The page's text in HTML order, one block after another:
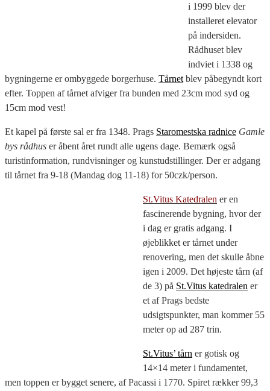
i 1999 blev der
installeret elevator
på indersiden.
Rådhuset blev
indviet i 1338 og
bygningerne er ombyggede borgerhuse. Tårnet blev påbegyndt kort
efter. Toppen af tårnet afviger fra bunden med 23cm mod syd og
15cm mod vest!
Et kapel på første sal er fra 1348. Prags Staromestska radnice Gamle
bys rådhus er åbent året rundt alle ugens dage. Bemærk også
turistinformation, rundvisninger og kunstudstillinger. Der er adgang
til tårnet fra 9-18 (Mandag dog 11-18) for 50czk/person.
St.Vitus Katedralen er en
fascinerende bygning, hvor der
i dag er gratis adgang. I
øjeblikket er tårnet under
renovering, men det skulle åbne
igen i 2009. Det højeste tårn (af
de 3) på St.Vitus katedralen er
et af Prags bedste
udsigtspunkter, man kommer 55
meter op ad 287 trin.
St.Vitus’ tårn er gotisk og
14×14 meter i fundamentet,
men toppen er bygget senere, af Pacassi i 1770. Spiret rækker 99,3